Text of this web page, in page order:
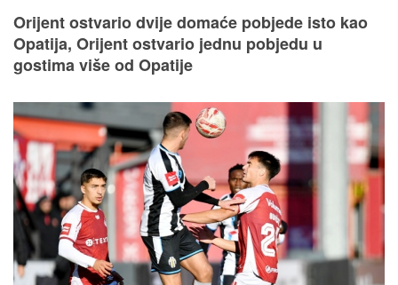
Orijent ostvario dvije domaće pobjede isto kao
Opatija, Orijent ostvario jednu pobjedu u
gostima više od Opatije